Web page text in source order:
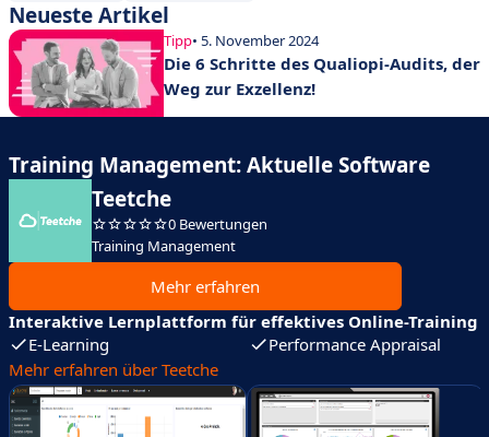
Neueste Artikel
Tipp• 5. November 2024
Die 6 Schritte des Qualiopi-Audits, der
Weg zur Exzellenz!
Training Management: Aktuelle Software
Teetche
0 Bewertungen
Training Management
Mehr erfahren
Interaktive Lernplattform für effektives Online-Training
E-Learning
Performance Appraisal
Mehr erfahren über Teetche